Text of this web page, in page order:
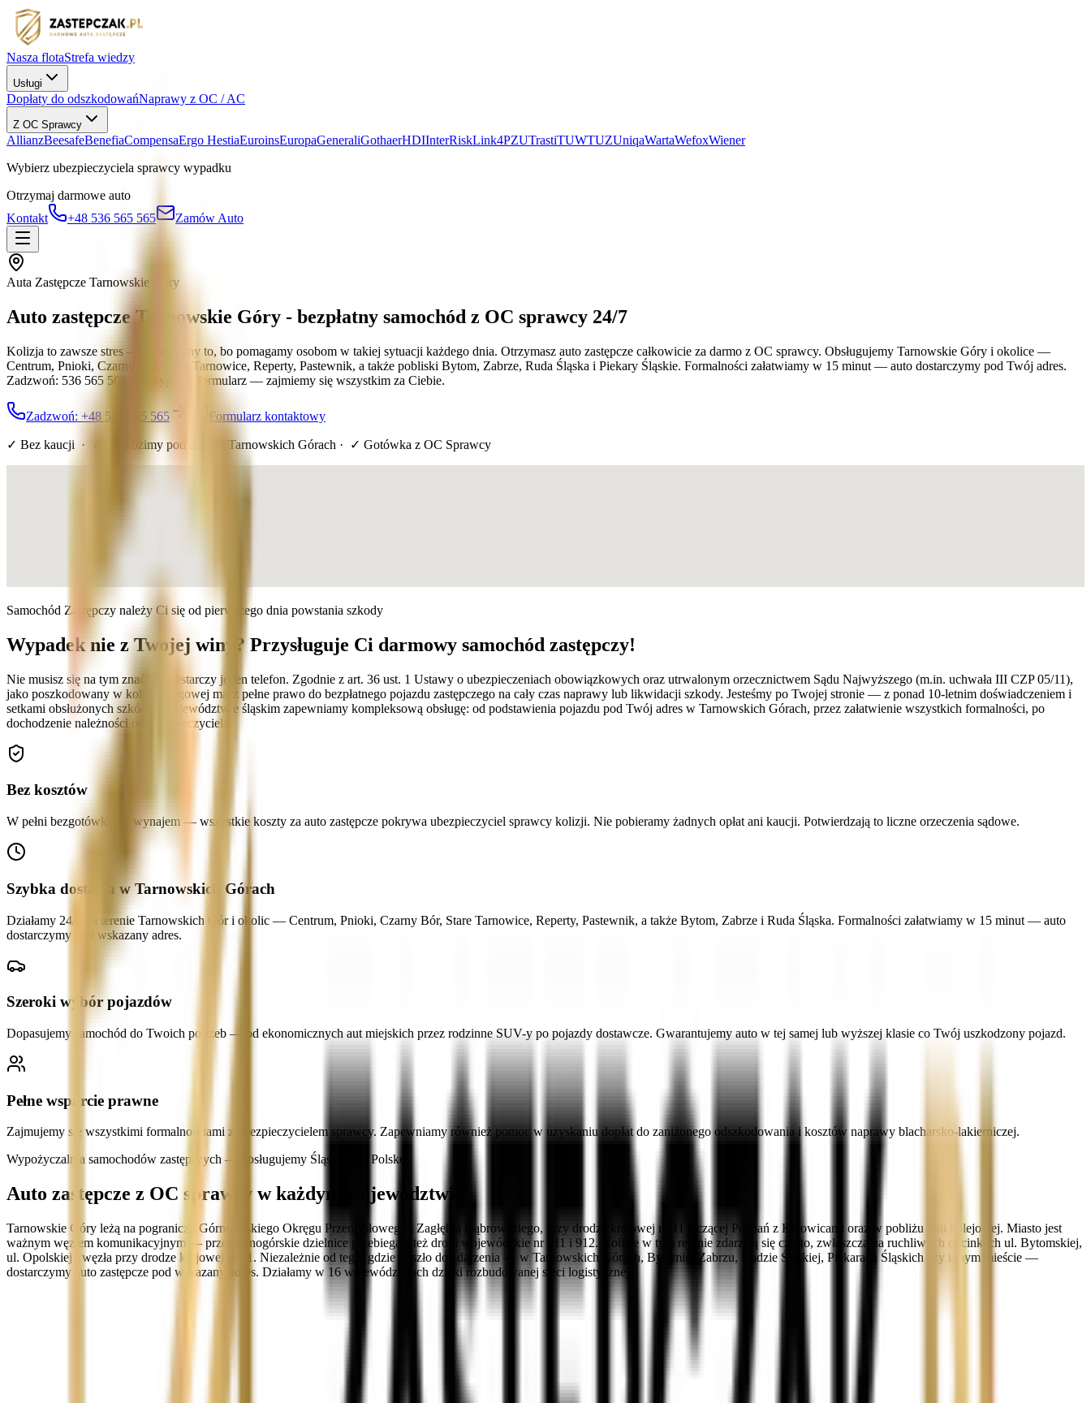
Nasza flotaStrefa wiedzy
Usługi
Dopłaty do odszkodowańNaprawy z OC / AC
Z OC Sprawcy
AllianzBeesafeBenefiaCompensaErgo HestiaEuroinsEuropaGeneraliGothaerHDIInterRiskLink4PZUTrastiTUWTUZUniqaWartaWefoxWiener
Wybierz ubezpieczyciela sprawcy wypadku
Otrzymaj darmowe auto
Kontakt
+48 536 565 565 Zamów Auto
Auta Zastępcze Tarnowskie Góry
Auto zastępcze Tarnowskie Góry - bezpłatny samochód z OC sprawcy 24/7
Kolizja to zawsze stres — rozumiemy to, bo pomagamy osobom w takiej sytuacji każdego dnia. Otrzymasz auto zastępcze całkowicie za darmo z OC sprawcy. Obsługujemy Tarnowskie Góry i okolice —
Centrum, Pnioki, Czarny Bór, Stare Tarnowice, Reperty, Pastewnik, a także pobliski Bytom, Zabrze, Ruda Śląska i Piekary Śląskie. Formalności załatwiamy w 15 minut — auto dostarczymy pod Twój adres.
Zadzwoń: 536 565 565 lub wypełnij formularz — zajmiemy się wszystkim za Ciebie.
Zadzwoń: +48 536 565 565 Formularz kontaktowy
✓ Bez kaucji · ✓ Dowozimy pod dom w Tarnowskich Górach · ✓ Gotówka z OC Sprawcy
Samochód Zastępczy należy Ci się od pierwszego dnia powstania szkody
Wypadek nie z Twojej winy? Przysługuje Ci darmowy samochód zastępczy!
Nie musisz się na tym znać — wystarczy jeden telefon. Zgodnie z art. 36 ust. 1 Ustawy o ubezpieczeniach obowiązkowych oraz utrwalonym orzecznictwem Sądu Najwyższego (m.in. uchwała III CZP 05/11),
jako poszkodowany w kolizji drogowej masz pełne prawo do bezpłatnego pojazdu zastępczego na cały czas naprawy lub likwidacji szkody. Jesteśmy po Twojej stronie — z ponad 10-letnim doświadczeniem i
setkami obsłużonych szkód w województwie śląskim zapewniamy kompleksową obsługę: od podstawienia pojazdu pod Twój adres w Tarnowskich Górach, przez załatwienie wszystkich formalności, po
dochodzenie należności od ubezpieczyciela.
Bez kosztów
W pełni bezgotówkowy wynajem — wszystkie koszty za auto zastępcze pokrywa ubezpieczyciel sprawcy kolizji. Nie pobieramy żadnych opłat ani kaucji. Potwierdzają to liczne orzeczenia sądowe.
Szybka dostawa w Tarnowskich Górach
Działamy 24/7 na terenie Tarnowskich Gór i okolic — Centrum, Pnioki, Czarny Bór, Stare Tarnowice, Reperty, Pastewnik, a także Bytom, Zabrze i Ruda Śląska. Formalności załatwiamy w 15 minut — auto
dostarczymy pod wskazany adres.
Szeroki wybór pojazdów
Dopasujemy samochód do Twoich potrzeb — od ekonomicznych aut miejskich przez rodzinne SUV-y po pojazdy dostawcze. Gwarantujemy auto w tej samej lub wyższej klasie co Twój uszkodzony pojazd.
Pełne wsparcie prawne
Zajmujemy się wszystkimi formalnościami z ubezpieczycielem sprawcy. Zapewniamy również pomoc w uzyskaniu dopłat do zaniżonego odszkodowania i kosztów naprawy blacharsko-lakierniczej.
Wypożyczalnia samochodów zastępczych — obsługujemy Śląsk i całą Polskę
Auto zastępcze z OC sprawcy w każdym województwie
Tarnowskie Góry leżą na pograniczu Górnośląskiego Okręgu Przemysłowego i Zagłębia Dąbrowskiego, przy drodze krajowej nr 11 łączącej Poznań z Katowicami oraz w pobliżu linii kolejowej. Miasto jest
ważnym węzłem komunikacyjnym — przez tarnogórskie dzielnice przebiegają też drogi wojewódzkie nr 911 i 912. Kolizje w tym rejonie zdarzają się często, zwłaszcza na ruchliwych odcinkach ul. Bytomskiej,
ul. Opolskiej i węzła przy drodze krajowej nr 11. Niezależnie od tego, gdzie doszło do zdarzenia — w Tarnowskich Górach, Bytomiu, Zabrzu, Rudzie Śląskiej, Piekarach Śląskich czy innym mieście —
dostarczymy auto zastępcze pod wskazany adres. Działamy w 16 województwach dzięki rozbudowanej sieci logistycznej.